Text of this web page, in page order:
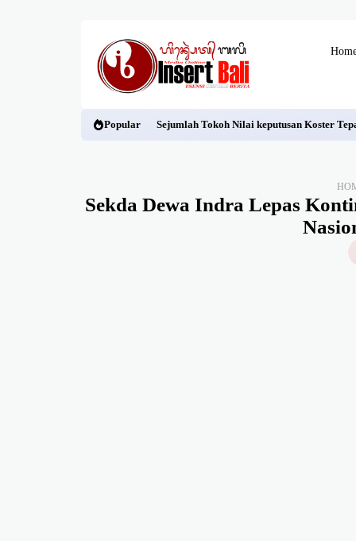
Popular Sejumlah Tokoh Nilai keputusan Koster
Sekda Dewa Indra Lepas